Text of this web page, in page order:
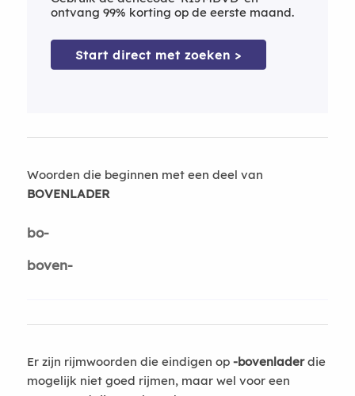
ontvang 99% korting op de eerste maand.
Start direct met zoeken >
Woorden die beginnen met een deel van
BOVENLADER
bo-
boven-
Er zijn rijmwoorden die eindigen op -bovenladerdie
mogelijk niet goed rijmen, maar wel voor een